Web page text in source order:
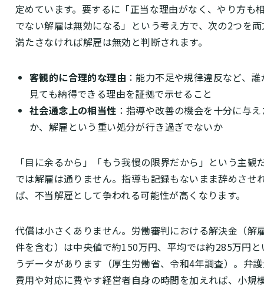
定めています。要するに「正当な理由がなく、やり方も
でない解雇は無効になる」という考え方で、次の2つを
満たさなければ解雇は無効と判断されます。
客観的に合理的な理由 ：能力不足や規律違反など、誰
見ても納得できる理由を証拠で示せること
社会通念上の相当性 ：指導や改善の機会を十分に与
か、解雇という重い処分が行き過ぎでないか
「目に余るから」「もう我慢の限界だから」という主観
では解雇は通りません。指導も記録もないまま辞めさせ
ば、不当解雇として争われる可能性が高くなります。
代償は小さくありません。労働審判における解決金（解
件を含む）は中央値で約150万円、平均では約285万円と
うデータがあります（厚生労働省、令和4年調査）。弁
費用や対応に費やす経営者自身の時間を加えれば、小規